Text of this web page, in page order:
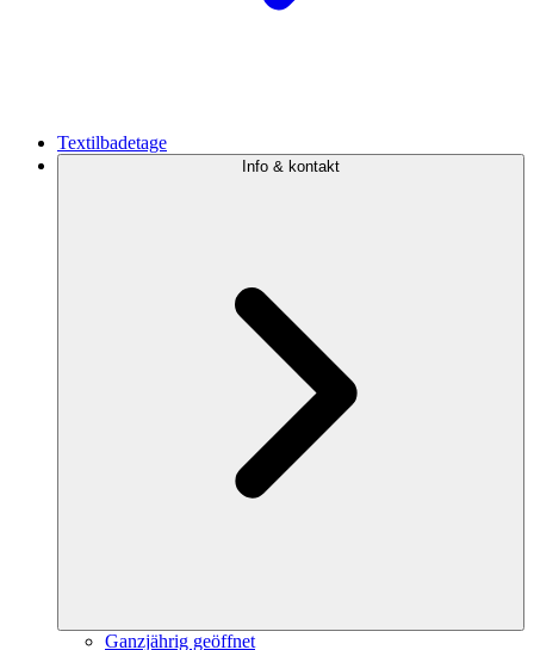
Textilbadetage
Info & kontakt
Ganzjährig geöffnet